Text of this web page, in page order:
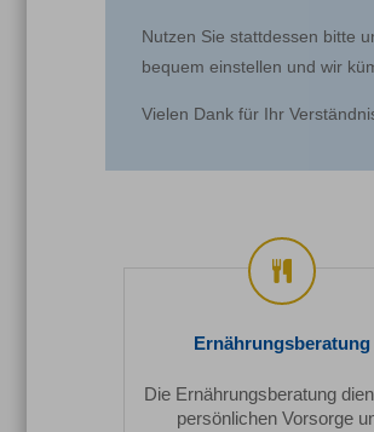
Nutzen Sie stattdessen bitte
bequem einstellen und wir
Vielen Dank für Ihr
Ernährungsberatung
Die Ernährungsberatung
persönlichen Vorsorge